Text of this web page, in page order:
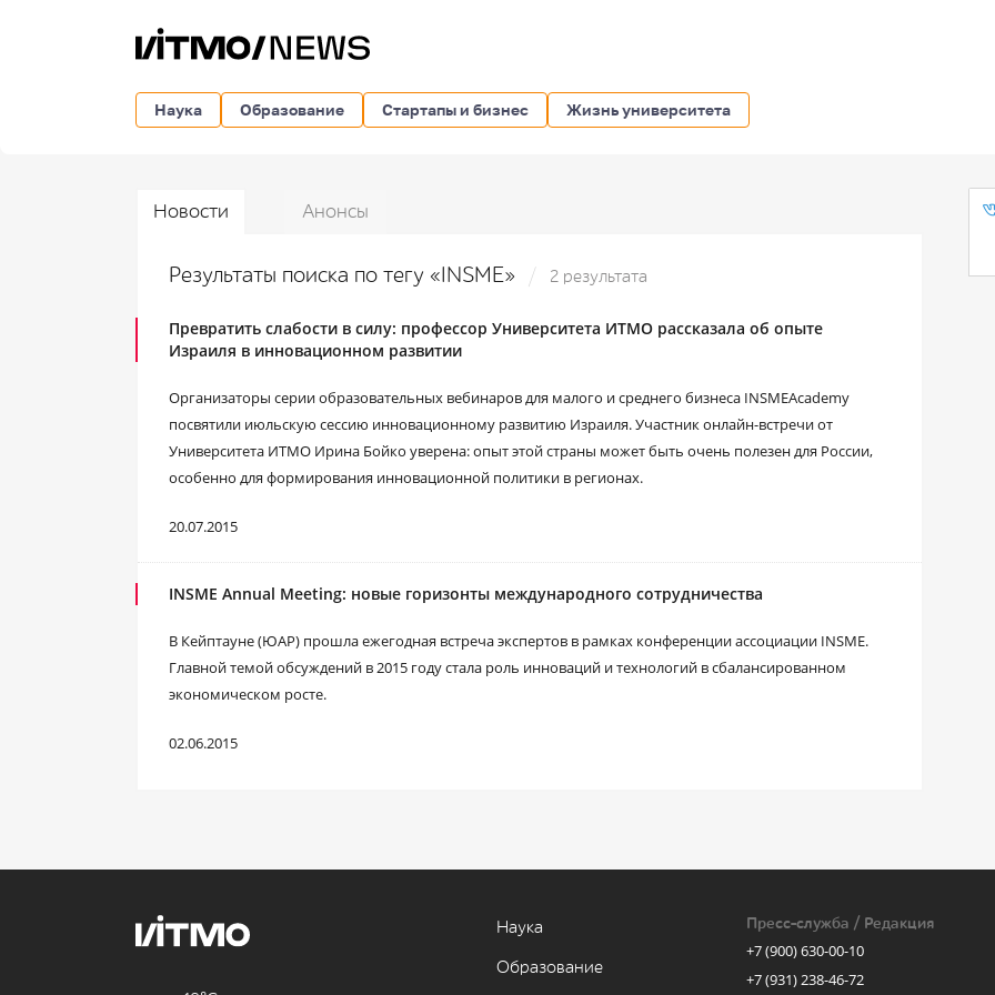
Наука Образование Стартапы и бизнес Жизнь университета
Новости Анонсы
Результаты поиска по тегу «INSME» 2 результата
Превратить слабости в силу: профессор Университета ИТМО рассказала об опыте
Израиля в инновационном развитии
Организаторы серии образовательных вебинаров для малого и среднего бизнеса INSMEAcademy
посвятили июльскую сессию инновационному развитию Израиля. Участник онлайн-встречи от
Университета ИТМО Ирина Бойко уверена: опыт этой страны может быть очень полезен для России,
особенно для формирования инновационной политики в регионах.
20.07.2015
INSME Annual Meeting: новые горизонты международного сотрудничества
В Кейптауне (ЮАР) прошла ежегодная встреча экспертов в рамках конференции ассоциации INSME.
Главной темой обсуждений в 2015 году стала роль инноваций и технологий в сбалансированном
экономическом росте.
02.06.2015
Наука
Образование
Пресс-служба / Редакция
+7 (900) 630-00-10
+7 (931) 238-46-72